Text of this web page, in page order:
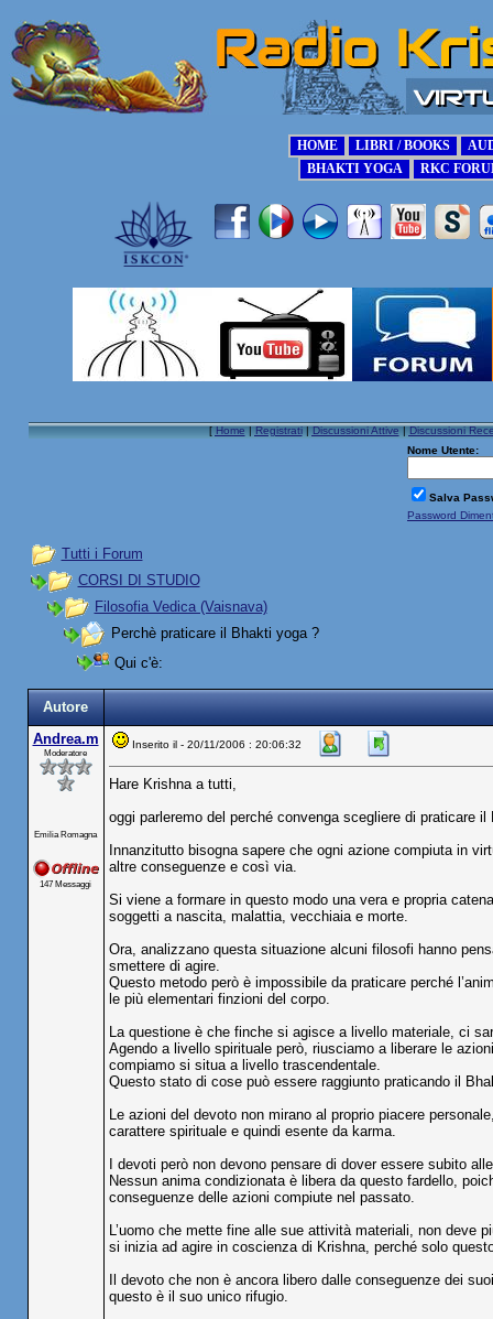
[Home|Registrati|Discussioni Attive|Discussioni
Nome Utente:
Salva
Password
Tutti i Forum
CORSI DI STUDIO
Filosofia Vedica (Vaisnava)
Perchè praticare il Bhakti yoga ?
Qui c'è:
Autore
Andrea.m
Moderatore
Emilia Romagna
147 Messaggi
Inserito il - 20/11/2006 : 20:06:32
Hare Krishna a tutti,
oggi parleremo del perché convenga scegliere di praticare
Innanzitutto bisogna sapere che ogni azione compiuta in
altre conseguenze e così via.
Si viene a formare in questo modo una vera e propria
soggetti a nascita, malattia, vecchiaia e morte.
Ora, analizzano questa situazione alcuni filosofi hanno
smettere di agire.
Questo metodo però è impossibile da praticare perché
le più elementari finzioni del corpo.
La questione è che finche si agisce a livello materiale, ci
Agendo a livello spirituale però, riusciamo a liberare le
compiamo si situa a livello trascendentale.
Questo stato di cose può essere raggiunto praticando il
Le azioni del devoto non mirano al proprio piacere
carattere spirituale e quindi esente da karma.
I devoti però non devono pensare di dover essere subito
Nessun anima condizionata è libera da questo fardello,
conseguenze delle azioni compiute nel passato.
L’uomo che mette fine alle sue attività materiali, non deve
si inizia ad agire in coscienza di Krishna, perché solo
Il devoto che non è ancora libero dalle conseguenze dei
questo è il suo unico rifugio.